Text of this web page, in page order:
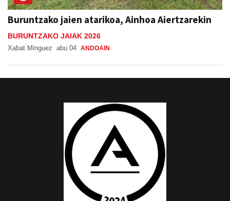
Buruntzako jaien atarikoa, Ainhoa Aiertzarekin
BURUNTZAKO JAIAK 2026
Xabat Minguez abu 04 ANDOAIN